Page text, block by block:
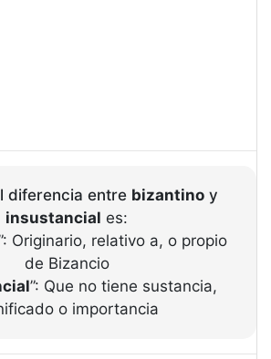
diferencia entre bizantinoy
insustancial es:
Originario, relativo a, o propio
de Bizancio
”: Que no tiene sustancia,
o importancia